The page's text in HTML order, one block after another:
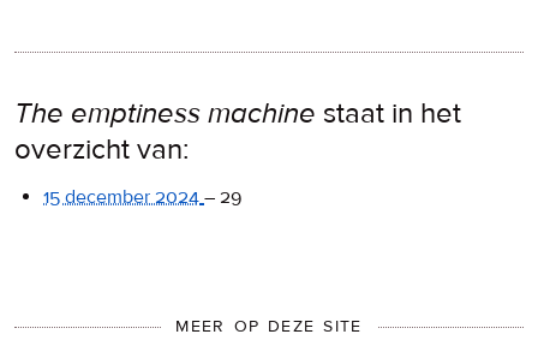
The emptiness machine staat in het
overzicht van:
15 december 2024 – 29
MEER OP DEZE SITE